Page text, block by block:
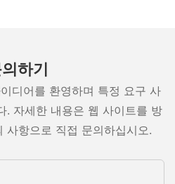
하기
디어를 환영하며 특정 요구 사
. 자세한 내용은 웹 사이트를 방
사항으로 직접 문의하십시오.